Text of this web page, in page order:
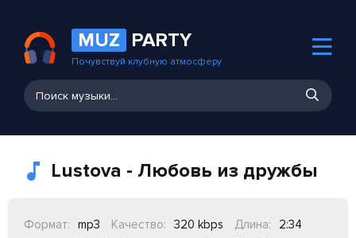
MUZ PARTY
Почувствуй клубную атмосферу
Lustova - Любовь из дружбы
Формат: mp3 Качество: 320 kbps Длина:
2:34